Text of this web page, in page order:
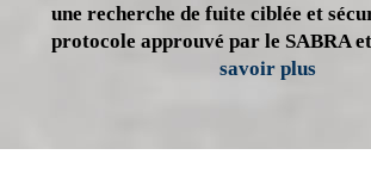
une recherche de fuite ciblée et
protocole approuvé par le SABRA
savoir plus